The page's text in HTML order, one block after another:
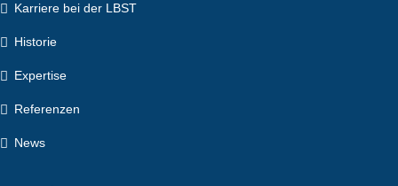
Karriere bei der LBST
Historie
Expertise
Referenzen
News